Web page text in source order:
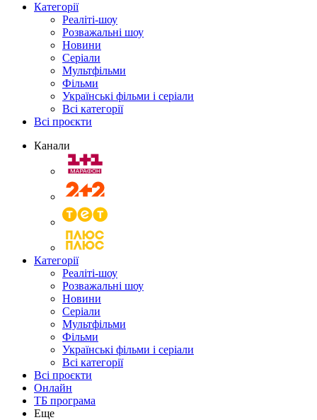
Категорії
Реаліті-шоу
Розважальні шоу
Новини
Серіали
Мультфільми
Фільми
Українські фільми і серіали
Всі категорії
Всі проєкти
Канали
Категорії
Реаліті-шоу
Розважальні шоу
Новини
Серіали
Мультфільми
Фільми
Українські фільми і серіали
Всі категорії
Всі проєкти
Онлайн
ТБ програма
Еще